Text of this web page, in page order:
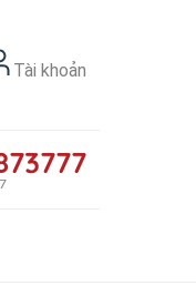
Tài khoản